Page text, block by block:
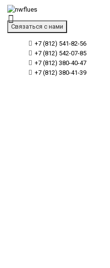
Связаться с нами
+7 (812) 541-82-56
+7 (812) 542-07-85
+7 (812) 380-40-47
+7 (812) 380-41-39